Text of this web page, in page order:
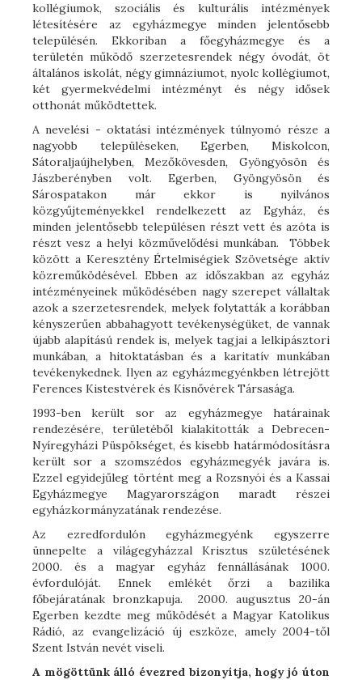
kollégiumok, szociális és kulturális intézmények
létesítésére az egyházmegye minden jelentősebb
településén. Ekkoriban a főegyházmegye és a
területén működő szerzetesrendek négy óvodát, öt
általános iskolát, négy gimnáziumot, nyolc kollégiumot,
két gyermekvédelmi intézményt és négy idősek
otthonát működtettek.
A nevelési - oktatási intézmények túlnyomó része a
nagyobb településeken, Egerben, Miskolcon,
Sátoraljaújhelyben, Mezőkövesden, Gyöngyösön és
Jászberényben volt. Egerben, Gyöngyösön és
Sárospatakon már ekkor is nyilvános
közgyűjteményekkel rendelkezett az Egyház, és
minden jelentősebb településen részt vett és azóta is
részt vesz a helyi közművelődési munkában. Többek
között a Keresztény Értelmiségiek Szövetsége aktív
közreműködésével. Ebben az időszakban az egyház
intézményeinek működésében nagy szerepet vállaltak
azok a szerzetesrendek, melyek folytatták a korábban
kényszerűen abbahagyott tevékenységüket, de vannak
újabb alapítású rendek is, melyek tagjai a lelkipásztori
munkában, a hitoktatásban és a karitatív munkában
tevékenykednek. Ilyen az egyházmegyénkben létrejött
Ferences Kistestvérek és Kisnővérek Társasága.
1993-ben került sor az egyházmegye határainak
rendezésére, területéből kialakították a Debrecen-
Nyíregyházi Püspökséget, és kisebb határmódosításra
került sor a szomszédos egyházmegyék javára is.
Ezzel egyidejűleg történt meg a Rozsnyói és a Kassai
Egyházmegye Magyarországon maradt részei
egyházkormányzatának rendezése.
Az ezredfordulón egyházmegyénk egyszerre
ünnepelte a világegyházzal Krisztus születésének
2000. és a magyar egyház fennállásának 1000.
évfordulóját. Ennek emlékét őrzi a bazilika
főbejáratának bronzkapuja. 2000. augusztus 20-án
Egerben kezdte meg működését a Magyar Katolikus
Rádió, az evangelizáció új eszköze, amely 2004-től
Szent István nevét viseli.
A mögöttünk álló évezred bizonyítja, hogy jó úton